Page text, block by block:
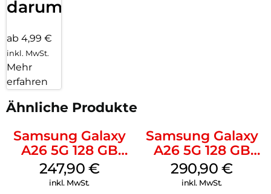
darum!
ab 4,99 €
inkl. MwSt.
Mehr
erfahren
Ähnliche Produkte
Samsung Galaxy
A26 5G 128 GB
Black
247,90 €
inkl. MwSt.
Samsung Galaxy
A26 5G 128 GB
White
290,90€
inkl. MwSt.